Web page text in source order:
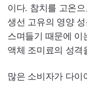
이다. 참치를 고온
생선 고유의 영양
스며들기 때문에 이
액체 조미료의 성격
많은 소비자가 다이